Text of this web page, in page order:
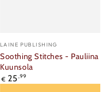
Verkäufer/in:
LAINE PUBLISHING
Soothing Stitches - Pauliina
Kuunsola
Regulärer
€ 25 ,99